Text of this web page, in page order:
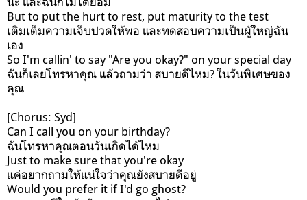
But to put the hurt to rest, put maturity to the test
เติมเต็มความเจ็บปวดให้พอ และทดสอบความเป็นผู้ใหญ่ฉัน
เอง
So I'm callin' to say "Are you okay?" on your special day
ฉันก็เลยโทรหาคุณ แล้วถามว่า สบายดีไหม? ในวันพิเศษของ
คุณ
[Chorus: Syd]
Can I call you on your birthday?
ฉันโทรหาคุณตอนวันเกิดได้ไหม
Just to make sure that you're okay
แค่อยากถามให้แน่ใจว่าคุณยังสบายดีอยู่
Would you prefer it if I'd go ghost?